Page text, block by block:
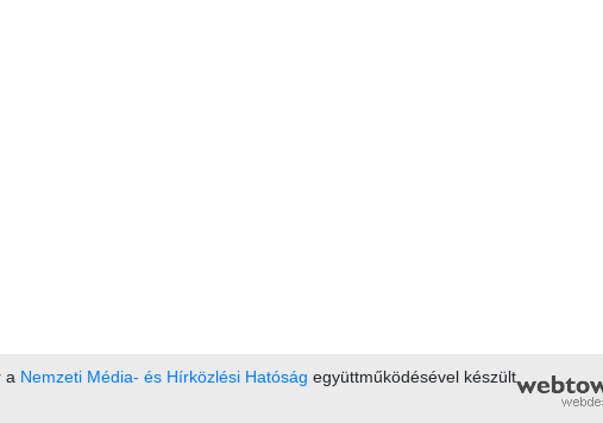
a Nemzeti Média- és Hírközlési Hatóság együttműködésével készült